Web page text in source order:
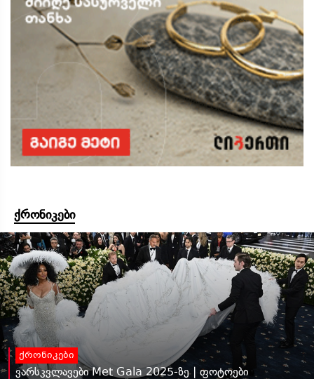
ქრონიკები
ქრონიკები
ვარსკვლავები Met Gala 2025-ზე | ფოტოები